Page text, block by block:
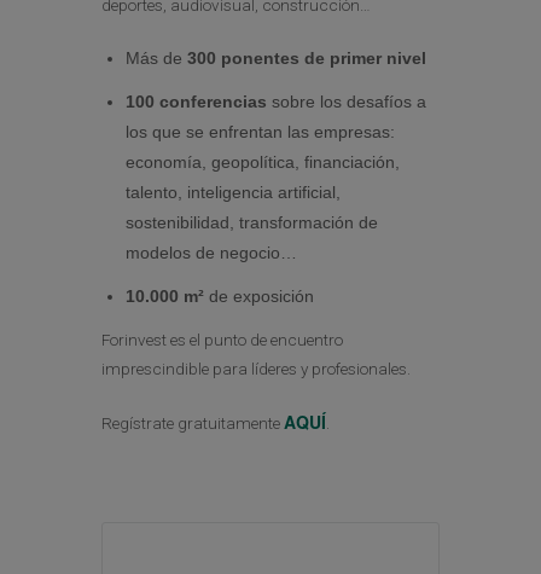
deportes, audiovisual, construcción…
Más de 300 ponentes de primer nivel
100 conferencias sobre los desafíos a
los que se enfrentan las empresas:
economía, geopolítica, financiación,
talento, inteligencia artificial,
sostenibilidad, transformación de
modelos de negocio…
10.000 m² de exposición
Forinvest es el punto de encuentro
imprescindible para líderes y profesionales.
Regístrate gratuitamenteAQUÍ.